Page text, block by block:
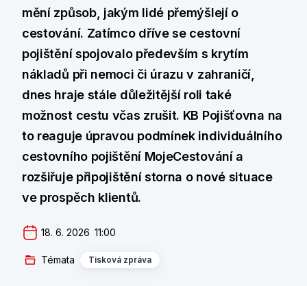
mění způsob, jakým lidé přemýšlejí o
cestování. Zatímco dříve se cestovní
pojištění spojovalo především s krytím
nákladů při nemoci či úrazu v zahraničí,
dnes hraje stále důležitější roli také
možnost cestu včas zrušit. KB Pojišťovna na
to reaguje úpravou podmínek individuálního
cestovního pojištění MojeCestování a
rozšiřuje připojištění storna o nové situace
ve prospěch klientů.
18. 6. 2026  11:00
Témata Tisková zpráva